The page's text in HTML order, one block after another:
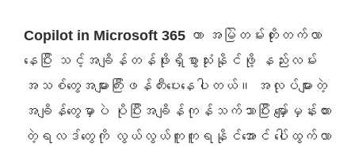
Copilot in Microsoft 365ဟာ အမြဲတမ်းတိုးတက်လာ
နေပြီး သင့်အချိန်တန်ဖိုးရှိစွာသုံးနိုင်ဖို့ နည်းလမ်း
အသစ်တွေအများကြီးဖန်တီးပေးနေပါတယ်။ အလုပ်များတဲ့
အချိန်တွေမှာပဲ ပိုပြီးအချိန်ကုန်သက်သာပြီး မျှော်မှန်းထား
တဲ့ရလဒ်တွေကို လွယ်လွယ်ကူကူရနိုင်အောင် ပေါ်ထွက်လာ